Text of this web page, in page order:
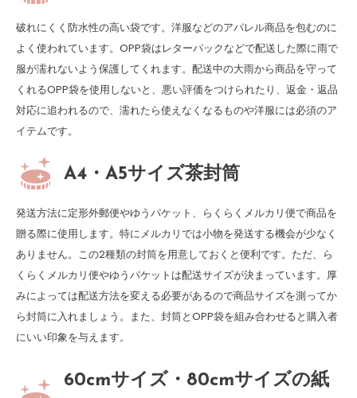
破れにくく防水性の高い袋です。洋服などのアパレル商品を包むのに
よく使われています。OPP袋はレターパックなどで配送した際に雨で
服が濡れないよう保護してくれます。配送中の大雨から商品を守って
くれるOPP袋を使用しないと、悪い評価をつけられたり、返金・返品
対応に追われるので、濡れたら使えなくなるものや洋服には必須のア
イテムです。
A4・A5サイズ茶封筒
発送方法に定形外郵便やゆうパケット、らくらくメルカリ便で商品を
贈る際に使用します。特にメルカリでは小物を発送する機会が少なく
ありません。この2種類の封筒を用意しておくと便利です。ただ、ら
くらくメルカリ便やゆうパケットは配送サイズが決まっています。厚
みによっては配送方法を変える必要があるので商品サイズを測ってか
ら封筒に入れましょう。また、封筒とOPP袋を組み合わせると購入者
にいい印象を与えます。
60cmサイズ・80cmサイズの紙